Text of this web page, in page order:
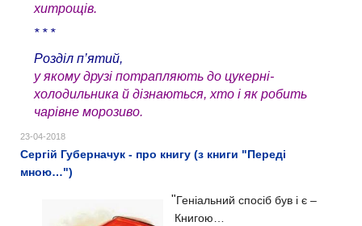
хитрощів.
* * *
Розділ п’ятий,
у якому друзі потрапляють до цукерні-
холодильника й дізнаються, хто і як робить
чарівне морозиво.
23-04-2018
Сергій Губерначук - про книгу (з книги "Переді
мною…")
"Геніальний спосіб був і є –
Книгою…